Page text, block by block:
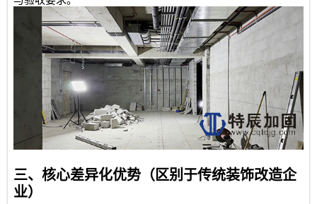
三、核心差异化优势（区别于传统装饰改造企
业）